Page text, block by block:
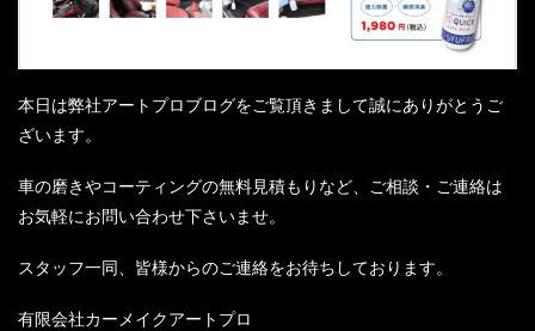
本日は弊社アートプロブログをご覧頂きまして誠にありがとうご
ざいます。
車の磨きやコーティングの無料見積もりなど、ご相談・ご連絡は
お気軽にお問い合わせ下さいませ。
スタッフ一同、皆様からのご連絡をお待ちしております。
有限会社カーメイクアートプロ